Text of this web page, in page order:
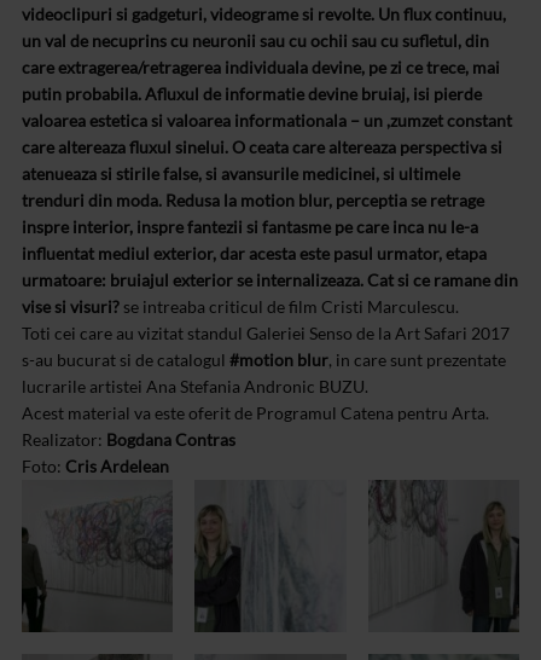
videoclipuri si gadgeturi, videograme si revolte. Un flux continuu,
un val de necuprins cu neuronii sau cu ochii sau cu sufletul, din
care extragerea/retragerea individuala devine, pe zi ce trece, mai
putin probabila. Afluxul de informatie devine bruiaj, isi pierde
valoarea estetica si valoarea informationala – un ,zumzet constant
care altereaza fluxul sinelui. O ceata care altereaza perspectiva si
atenueaza si stirile false, si avansurile medicinei, si ultimele
trenduri din moda. Redusa la motion blur, perceptia se retrage
inspre interior, inspre fantezii si fantasme pe care inca nu le-a
influentat mediul exterior, dar acesta este pasul urmator, etapa
urmatoare: bruiajul exterior se internalizeaza. Cat si ce ramane din
vise si visuri? se intreaba criticul de film Cristi Marculescu.
Toti cei care au vizitat standul Galeriei Senso de la Art Safari 2017
s-au bucurat si de catalogul #motion blur, in care sunt prezentate
lucrarile artistei Ana Stefania Andronic BUZU.
Acest material va este oferit de Programul Catena pentru Arta.
Realizator: Bogdana Contras
Foto: Cris Ardelean